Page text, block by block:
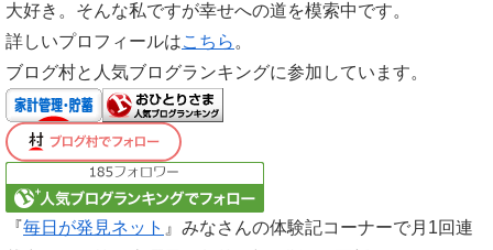
大好き。そんな私ですが幸せへの道を模索中です。
詳しいプロフィールはこちら 。
ブログ村と人気ブログランキングに参加しています。
『毎日が発見ネット 』みなさんの体験記コーナーで月1回連